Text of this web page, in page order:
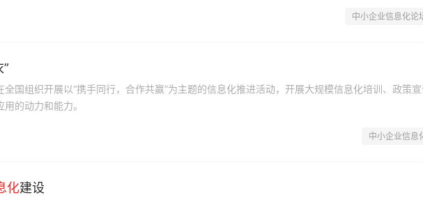
中小企业信息化论
国组织开展以“携手同行，合作共赢”为主题的信息化推进活动，开展大规模信息化培训、政策
的动力和能力。
中小企业信息
化建设